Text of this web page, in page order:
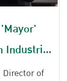
Industrial
Director of